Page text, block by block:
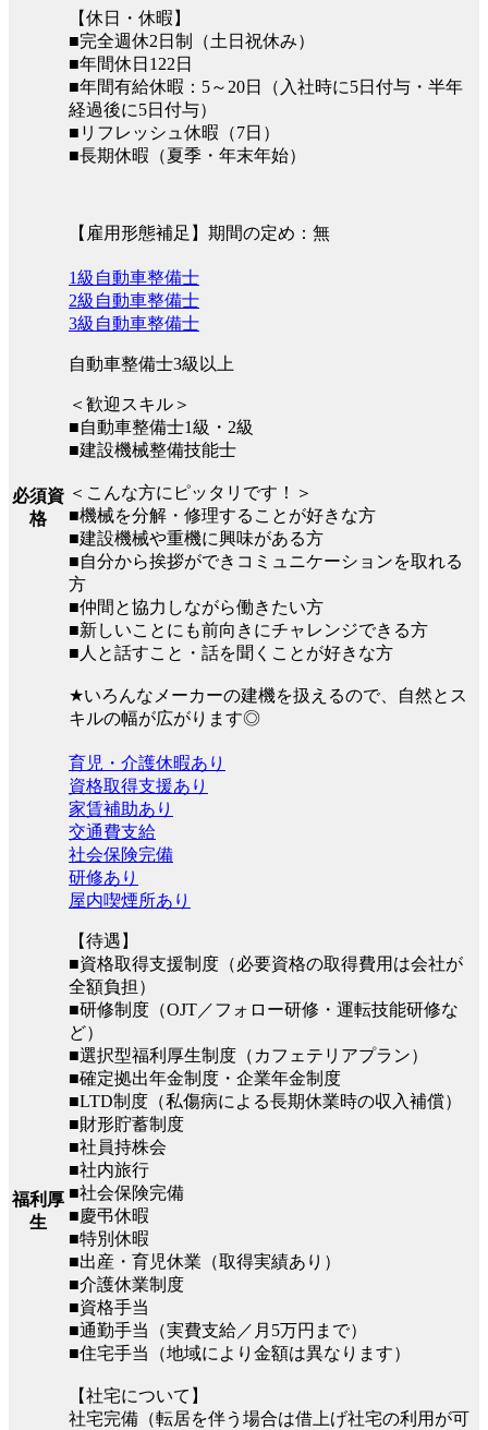
【休日・休暇】
■完全週休2日制（土日祝休み）
■年間休日122日
■年間有給休暇：5～20日（入社時に5日付与・半年
経過後に5日付与）
■リフレッシュ休暇（7日）
■長期休暇（夏季・年末年始）
【雇用形態補足】期間の定め：無
必須資
格
1級自動車整備士
2級自動車整備士
3級自動車整備士
自動車整備士3級以上
＜歓迎スキル＞
■自動車整備士1級・2級
■建設機械整備技能士
＜こんな方にピッタリです！＞
■機械を分解・修理することが好きな方
■建設機械や重機に興味がある方
■自分から挨拶ができコミュニケーションを取れる
方
■仲間と協力しながら働きたい方
■新しいことにも前向きにチャレンジできる方
■人と話すこと・話を聞くことが好きな方
★いろんなメーカーの建機を扱えるので、自然とス
キルの幅が広がります◎
福利厚
生
育児・介護休暇あり
資格取得支援あり
家賃補助あり
交通費支給
社会保険完備
研修あり
屋内喫煙所あり
【待遇】
■資格取得支援制度（必要資格の取得費用は会社が
全額負担）
■研修制度（OJT／フォロー研修・運転技能研修な
ど）
■選択型福利厚生制度（カフェテリアプラン）
■確定拠出年金制度・企業年金制度
■LTD制度（私傷病による長期休業時の収入補償）
■財形貯蓄制度
■社員持株会
■社内旅行
■社会保険完備
■慶弔休暇
■特別休暇
■出産・育児休業（取得実績あり）
■介護休業制度
■資格手当
■通勤手当（実費支給／月5万円まで）
■住宅手当（地域により金額は異なります）
【社宅について】
社宅完備（転居を伴う場合は借上げ社宅の利用が可